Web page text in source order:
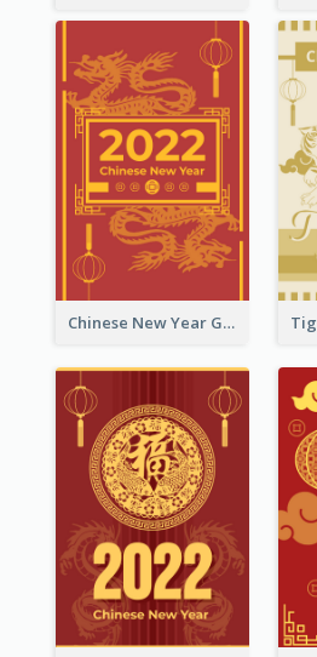
Chinese New Year Greeting Card With Graphic Decorations